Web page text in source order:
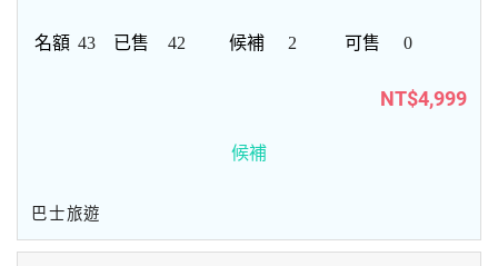
43 42 2 0
NT$4,999
候補
巴士旅遊